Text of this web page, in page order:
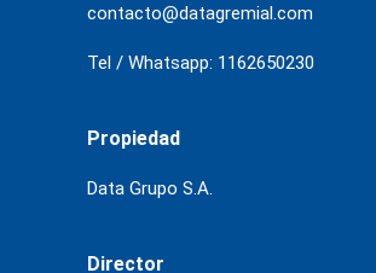
contacto@datagremial.com
Tel / Whatsapp: 1162650230
Propiedad
Data Grupo S.A.
Director